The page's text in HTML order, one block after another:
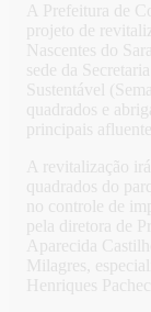
A Prefeitura de
projeto de
Nascentes do
sede da
Sustentável
quadrados e
principais
A revitalização
quadrados do
no controle de
pela diretora de
Aparecida
Milagres,
Henriques